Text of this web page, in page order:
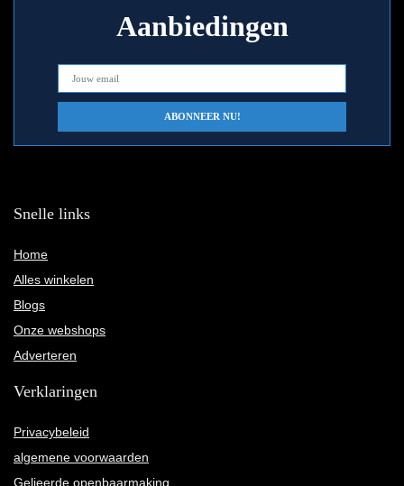
Aanbiedingen
Snelle links
Home
Alles winkelen
Blogs
Onze webshops
Adverteren
Verklaringen
Privacybeleid
algemene voorwaarden
Gelieerde openbaarmaking